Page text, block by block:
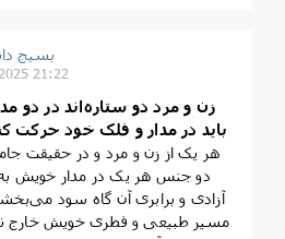
بسیج
21:22
باید در مدار و فلک خود حرکت
هر یک از زن و مرد و در حقیقت
دو جنس هر یک در مدار خویش
آزادی و برابری آن گاه سود
مسیر طبیعی و فطری خویش خارج